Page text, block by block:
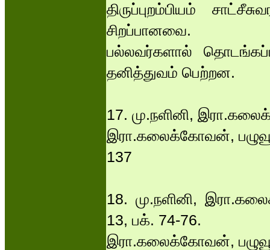
திருப்புறம்பியம்
சிறப்பானவை.
பல்லவர்களால்
தனித்துவம் பெற்றன.
17. மு.நளினி,
இரா.கலைக்கோவன்,
137
18. மு.நளினி,
13, பக். 74-76.
இரா.கலைக்கோவன்,